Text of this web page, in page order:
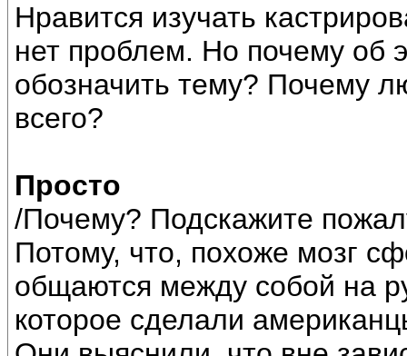
Нравится изучать
нет проблем. Но почему об
обозначить тему? Почему
всего?
Просто
/Почему? Подскажите
Потому, что, похоже мозг
общаются между собой на
которое сделали